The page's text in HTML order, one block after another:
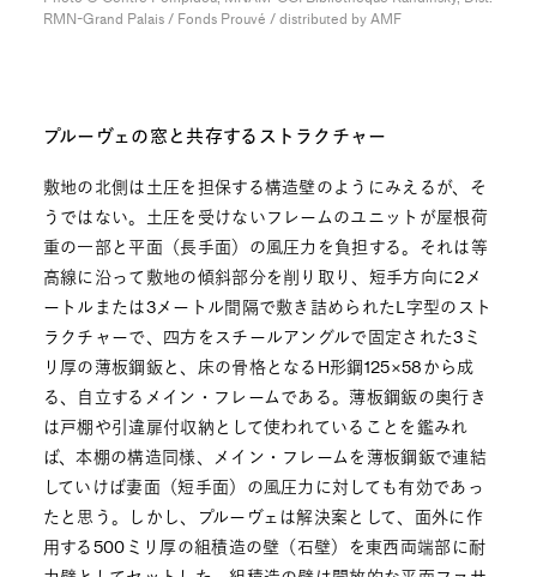
RMN-Grand Palais / Fonds Prouvé / distributed by AMF
プルーヴェの窓と共存するストラクチャー
敷地の北側は土圧を担保する構造壁のようにみえるが、そ
うではない。土圧を受けないフレームのユニットが屋根荷
重の一部と平面（長手面）の風圧力を負担する。それは等
高線に沿って敷地の傾斜部分を削り取り、短手方向に2メ
ートルまたは3メートル間隔で敷き詰められたL字型のスト
ラクチャーで、四方をスチールアングルで固定された3ミ
リ厚の薄板鋼鈑と、床の骨格となるH形鋼125×58から成
る、自立するメイン・フレームである。薄板鋼鈑の奥行き
は戸棚や引違扉付収納として使われていることを鑑みれ
ば、本棚の構造同様、メイン・フレームを薄板鋼鈑で連結
していけば妻面（短手面）の風圧力に対しても有効であっ
たと思う。しかし、プルーヴェは解決案として、面外に作
用する500ミリ厚の組積造の壁（石壁）を東西両端部に耐